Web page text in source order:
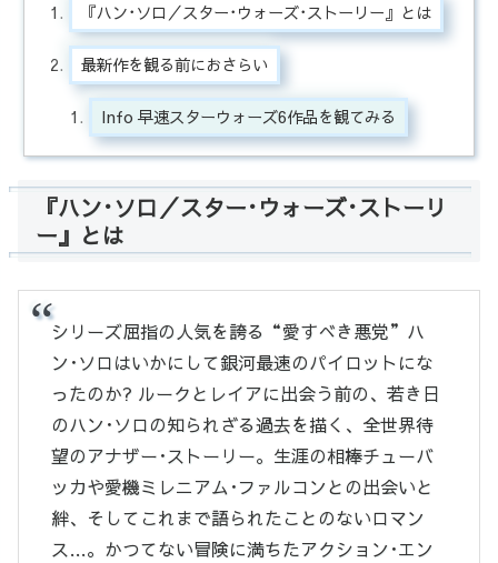
『ハン･ソロ／スター･ウォーズ･ストーリー』とは
最新作を観る前におさらい
Info 早速スターウォーズ6作品を観てみる
『ハン･ソロ／スター･ウォーズ･ストーリ
ー』とは
シリーズ屈指の人気を誇る“愛すべき悪党”ハ
ン･ソロはいかにして銀河最速のパイロットにな
ったのか? ルークとレイアに出会う前の、若き日
のハン･ソロの知られざる過去を描く、全世界待
望のアナザー･ストーリー。生涯の相棒チューバ
ッカや愛機ミレニアム･ファルコンとの出会いと
絆、そしてこれまで語られたことのないロマン
ス…。かつてない冒険に満ちたアクション･エン